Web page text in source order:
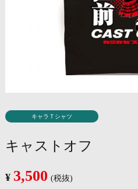
キャラＴシャツ
キャストオフ
¥ 3,500 (税抜)